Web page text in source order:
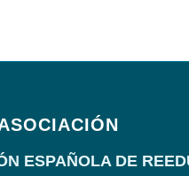
ESPAÑOLA DE